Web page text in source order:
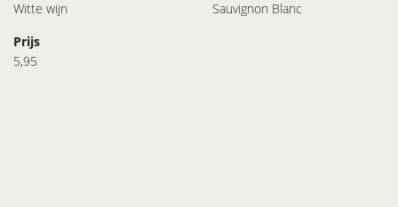
Witte wijn
Sauvignon Blanc
Prijs
5,95